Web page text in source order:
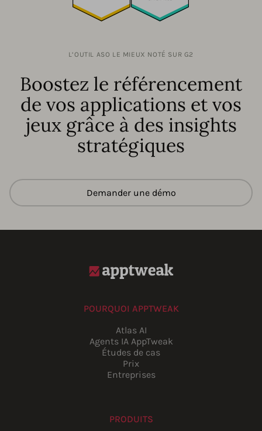
L’OUTIL ASO LE MIEUX NOTÉ SUR G2
Boostez le référencement
de vos applications et vos
jeux grâce à des insights
stratégiques
Demander une démo
POURQUOI APPTWEAK
Atlas AI
Agents IA AppTweak
Études de cas
Prix
Entreprises
PRODUITS